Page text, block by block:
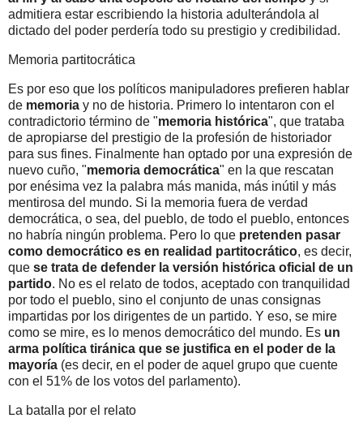
admitiera estar escribiendo la historia adulterándola al
dictado del poder perdería todo su prestigio y credibilidad.
Memoria partitocrática
Es por eso que los políticos manipuladores prefieren hablar
de memoria y no de historia. Primero lo intentaron con el
contradictorio término de "memoria histórica", que trataba
de apropiarse del prestigio de la profesión de historiador
para sus fines. Finalmente han optado por una expresión de
nuevo cuño, "memoria democrática" en la que rescatan
por enésima vez la palabra más manida, más inútil y más
mentirosa del mundo. Si la memoria fuera de verdad
democrática, o sea, del pueblo, de todo el pueblo, entonces
no habría ningún problema. Pero lo que pretenden pasar
como democrático es en realidad partitocrático, es decir,
que se trata de defender la versión histórica oficial de un
partido. No es el relato de todos, aceptado con tranquilidad
por todo el pueblo, sino el conjunto de unas consignas
impartidas por los dirigentes de un partido. Y eso, se mire
como se mire, es lo menos democrático del mundo. Es un
arma política tiránica que se justifica en el poder de la
mayoría (es decir, en el poder de aquel grupo que cuente
con el 51% de los votos del parlamento).
La batalla por el relato